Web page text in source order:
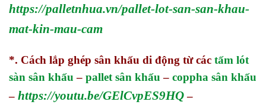
https://palletnhua.vn/pallet-lot-san-san-khau-
mat-kin-mau-cam
*. Cách lắp ghép sân khấu di động từ các tấm lót
sàn sân khấu – pallet sân khấu – coppha sân khấu
– https://youtu.be/GElCvpES9HQ –